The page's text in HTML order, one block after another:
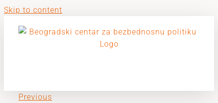
Skip to content
Previous